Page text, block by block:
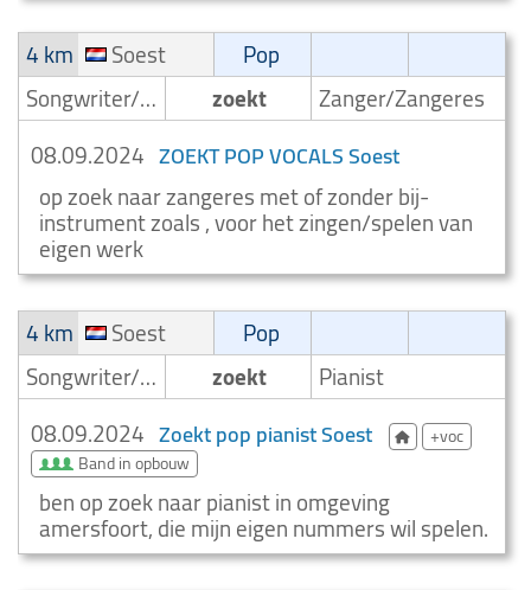
4 km Soest
Pop
Songwriter/Componist
zoekt
Zanger/Zangeres
08.09.2024 ZOEKT POP VOCALS Soest
op zoek naar zangeres met of zonder bij-
instrument zoals , voor het zingen/spelen van
eigen werk
4 km
Soest
Pop
Songwriter/Componist
zoekt
Pianist
08.09.2024 Zoekt pop pianist Soest
+voc
Band in opbouw
ben op zoek naar pianist in omgeving
amersfoort, die mijn eigen nummers wil spelen.